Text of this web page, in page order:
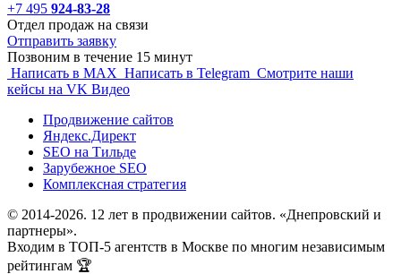
+7 495 924-83-28
Отдел продаж на связи
Отправить заявку
Позвоним в течение 15 минут
Написать в MAX Написать в Telegram Смотрите наши
кейсы на VK Видео
Продвижение сайтов
Яндекс.Директ
SEO на Тильде
Зарубежное SEO
Комплексная стратегия
© 2014-2026. 12 лет в продвижении сайтов. «Днепровский и
партнеры».
Входим в ТОП-5 агентств в Москве по многим независимым
рейтингам 🏆